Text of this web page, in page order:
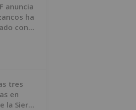
anuncia
ha
con
tres
en
la Sierra